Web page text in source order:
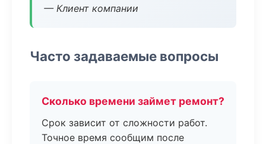
— Клиент компании
Часто задаваемые вопросы
Сколько времени займет ремонт?
Срок зависит от сложности работ.
Точное время сообщим после